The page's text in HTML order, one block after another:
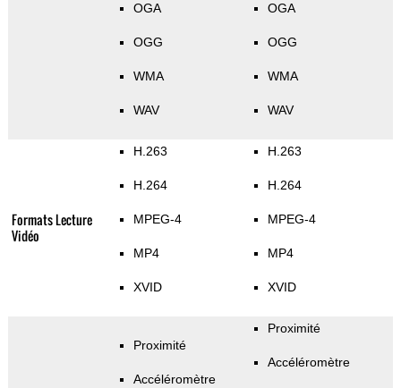
OGA
OGG
WMA
WAV
OGA
OGG
WMA
WAV
Formats Lecture
Vidéo
H.263
H.264
MPEG-4
MP4
XVID
H.263
H.264
MPEG-4
MP4
XVID
Proximité
Accéléromètre
Proximité
Accéléromètre